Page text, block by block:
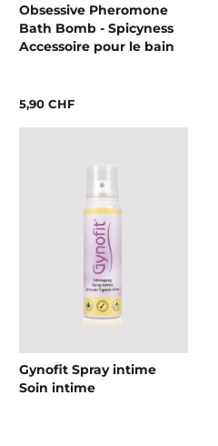
Obsessive Pheromone
Bath Bomb - Spicyness
Accessoire pour le bain
5,90 CHF
Gynofit Spray intime
Soin intime